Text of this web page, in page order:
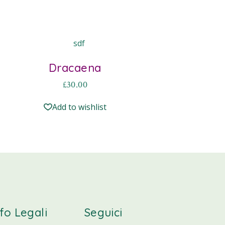
Dracaena
£30.00
Add to wishlist
Legali Seguici